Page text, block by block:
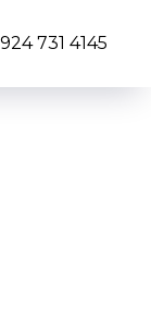
731 4145